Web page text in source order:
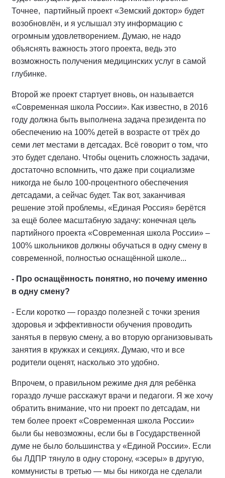
Точнее, партийный проект «Земский доктор» будет
возобновлён, и я услышал эту информацию с
огромным удовлетворением. Думаю, не надо
объяснять важность этого проекта, ведь это
возможность получения медицинских услуг в самой
глубинке.
Второй же проект стартует вновь, он называется
«Современная школа России». Как известно, в 2016
году должна быть выполнена задача президента по
обеспечению на 100% детей в возрасте от трёх до
семи лет местами в детсадах. Всё говорит о том, что
это будет сделано. Чтобы оценить сложность задачи,
достаточно вспомнить, что даже при социализме
никогда не было 100-процентного обеспечения
детсадами, а сейчас будет. Так вот, заканчивая
решение этой проблемы, «Единая Россия» берётся
за ещё более масштабную задачу: конечная цель
партийного проекта «Современная школа России» –
100% школьников должны обучаться в одну смену в
современной, полностью оснащённой школе...
- Про оснащённость понятно, но почему именно
в одну смену?
- Если коротко — гораздо полезней с точки зрения
здоровья и эффективности обучения проводить
занятья в первую смену, а во вторую организовывать
занятия в кружках и секциях. Думаю, что и все
родители оценят, насколько это удобно.
Впрочем, о правильном режиме дня для ребёнка
гораздо лучше расскажут врачи и педагоги. Я же хочу
обратить внимание, что ни проект по детсадам, ни
тем более проект «Современная школа России»
были бы невозможны, если бы в Государственной
думе не было большинства у «Единой России». Если
бы ЛДПР тянуло в одну сторону, «эсеры» в другую,
коммунисты в третью — мы бы никогда не сделали